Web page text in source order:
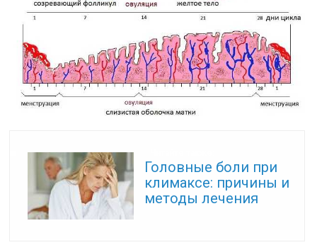
Головные боли при
климаксе: причины и
методы лечения